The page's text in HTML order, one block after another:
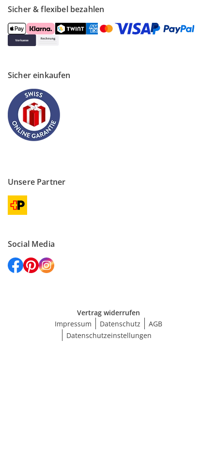
Sicher & flexibel bezahlen
Sicher einkaufen
Unsere Partner
Social Media
Vertrag widerrufen
Impressum
Datenschutz
AGB
Datenschutzeinstellungen